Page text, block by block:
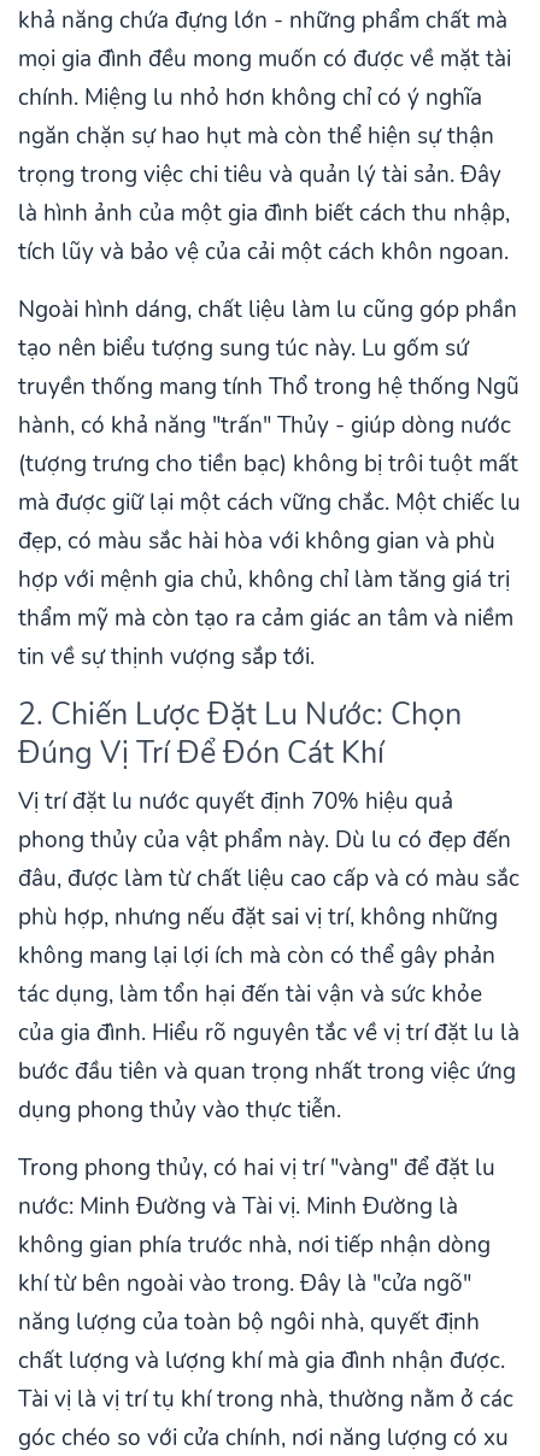
khả năng chứa đựng lớn - những phẩm chất mà
mọi gia đình đều mong muốn có được về mặt tài
chính. Miệng lu nhỏ hơn không chỉ có ý nghĩa
ngăn chặn sự hao hụt mà còn thể hiện sự thận
trọng trong việc chi tiêu và quản lý tài sản. Đây
là hình ảnh của một gia đình biết cách thu nhập,
tích lũy và bảo vệ của cải một cách khôn ngoan.
Ngoài hình dáng, chất liệu làm lu cũng góp phần
tạo nên biểu tượng sung túc này. Lu gốm sứ
truyền thống mang tính Thổ trong hệ thống Ngũ
hành, có khả năng "trấn" Thủy - giúp dòng nước
(tượng trưng cho tiền bạc) không bị trôi tuột mất
mà được giữ lại một cách vững chắc. Một chiếc lu
đẹp, có màu sắc hài hòa với không gian và phù
hợp với mệnh gia chủ, không chỉ làm tăng giá trị
thẩm mỹ mà còn tạo ra cảm giác an tâm và niềm
tin về sự thịnh vượng sắp tới.
2. Chiến Lược Đặt Lu Nước: Chọn
Đúng Vị Trí Để Đón Cát Khí
Vị trí đặt lu nước quyết định 70% hiệu quả
phong thủy của vật phẩm này. Dù lu có đẹp đến
đâu, được làm từ chất liệu cao cấp và có màu sắc
phù hợp, nhưng nếu đặt sai vị trí, không những
không mang lại lợi ích mà còn có thể gây phản
tác dụng, làm tổn hại đến tài vận và sức khỏe
của gia đình. Hiểu rõ nguyên tắc về vị trí đặt lu là
bước đầu tiên và quan trọng nhất trong việc ứng
dụng phong thủy vào thực tiễn.
Trong phong thủy, có hai vị trí "vàng" để đặt lu
nước: Minh Đường và Tài vị. Minh Đường là
không gian phía trước nhà, nơi tiếp nhận dòng
khí từ bên ngoài vào trong. Đây là "cửa ngõ"
năng lượng của toàn bộ ngôi nhà, quyết định
chất lượng và lượng khí mà gia đình nhận được.
Tài vị là vị trí tụ khí trong nhà, thường nằm ở các
góc chéo so với cửa chính, nơi năng lượng có xu